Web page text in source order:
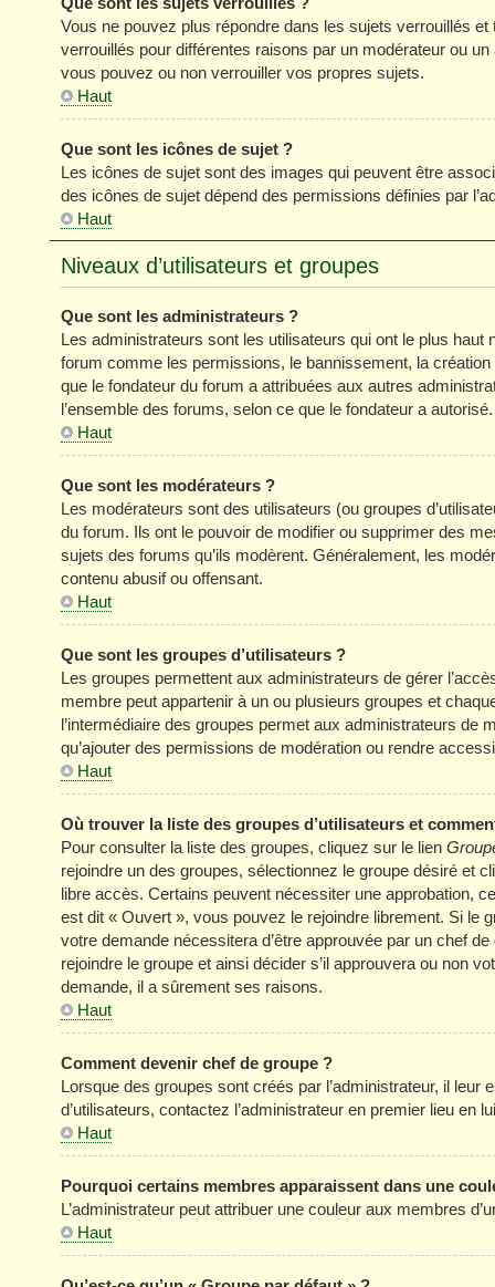
Vous ne pouvez plus répondre dans les sujets verrouillés
verrouillés pour différentes raisons par un modérateur ou
vous pouvez ou non verrouiller vos propres sujets.
Haut
Que sont les icônes de sujet ?
Les icônes de sujet sont des images qui peuvent être
des icônes de sujet dépend des permissions définies par
Haut
Niveaux d’utilisateurs et groupes
Que sont les administrateurs ?
Les administrateurs sont les utilisateurs qui ont le plus
forum comme les permissions, le bannissement, la
que le fondateur du forum a attribuées aux autres
l’ensemble des forums, selon ce que le fondateur a autorisé.
Haut
Que sont les modérateurs ?
Les modérateurs sont des utilisateurs (ou groupes
du forum. Ils ont le pouvoir de modifier ou supprimer des
sujets des forums qu’ils modèrent. Généralement, les
contenu abusif ou offensant.
Haut
Que sont les groupes d’utilisateurs ?
Les groupes permettent aux administrateurs de gérer
membre peut appartenir à un ou plusieurs groupes et
l’intermédiaire des groupes permet aux administrateurs
qu’ajouter des permissions de modération ou rendre
Haut
Où trouver la liste des groupes d’utilisateurs et
Pour consulter la liste des groupes, cliquez sur le lien
rejoindre un des groupes, sélectionnez le groupe désiré et
libre accès. Certains peuvent nécessiter une approbation,
est dit « Ouvert », vous pouvez le rejoindre librement. Si le
votre demande nécessitera d’être approuvée par un chef
rejoindre le groupe et ainsi décider s’il approuvera ou non
demande, il a sûrement ses raisons.
Haut
Comment devenir chef de groupe ?
Lorsque des groupes sont créés par l’administrateur, il
d’utilisateurs, contactez l’administrateur en premier lieu en
Haut
Pourquoi certains membres apparaissent dans une
L’administrateur peut attribuer une couleur aux membres
Haut